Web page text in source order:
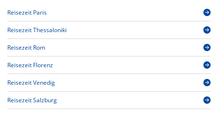
Reisezeit Paris
Reisezeit Thessaloniki
Reisezeit Rom
Reisezeit Florenz
Reisezeit Venedig
Reisezeit Salzburg